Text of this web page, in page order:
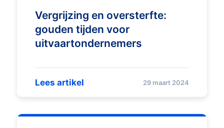
Vergrijzing en oversterfte:
gouden tijden voor
uitvaartondernemers
Lees artikel 29 maart 2024